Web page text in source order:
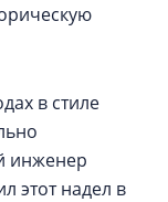
в стиле
инженер
этот надел в